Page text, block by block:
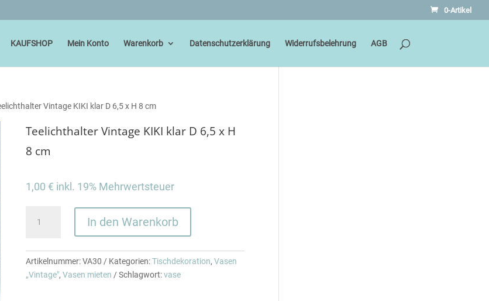
0-Artikel
KAUFSHOP Mein Konto Warenkorb Datenschutzerklärung Widerrufsbelehrung AGB
Vintage KIKI klar D 6,5 x H 8 cm
Teelichthalter Vintage KIKI klar D 6,5 x H
8 cm
1,00 € inkl. 19% Mehrwertsteuer
Vintage
klar
D
6,5
In den Warenkorb
Artikelnummer:VA30 Kategorien:Tischdekoration, Vasen
„Vintage", Vasen mieten Schlagwort:vase